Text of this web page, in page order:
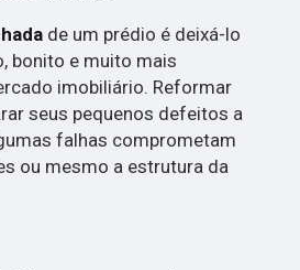
de um prédio é deixá-lo
bonito e muito mais
imobiliário. Reformar
seus pequenos defeitos a
falhas comprometam
ou mesmo a estrutura da